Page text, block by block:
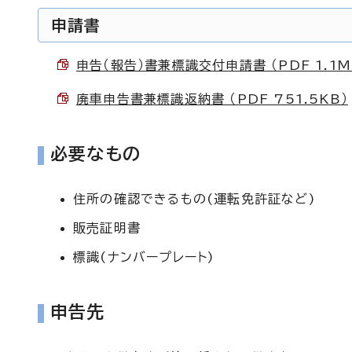
申請書
申告（報告）書兼標識交付申請書 （PDF
廃車申告書兼標識返納書 （PDF 751.5KB）
必要なもの
住所の確認できるもの(運転免許証など)
販売証明書
標識(ナンバープレート)
申告先